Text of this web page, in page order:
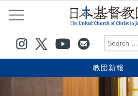
教団新報